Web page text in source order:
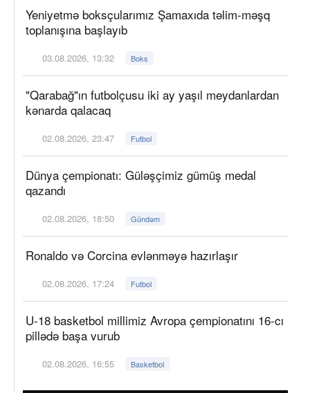
Yeniyetmə boksçularımız Şamaxıda təlim-məşq
toplanışına başlayıb
03.08.2026, 13:32 Boks
"Qarabağ"ın futbolçusu iki ay yaşıl meydanlardan
kənarda qalacaq
02.08.2026, 23:47 Futbol
Dünya çempionatı: Güləşçimiz gümüş medal
qazandı
02.08.2026, 18:50 Gündəm
Ronaldo və Corcina evlənməyə hazırlaşır
02.08.2026, 17:24 Futbol
U-18 basketbol millimiz Avropa çempionatını 16-cı
pillədə başa vurub
02.08.2026, 16:55 Basketbol